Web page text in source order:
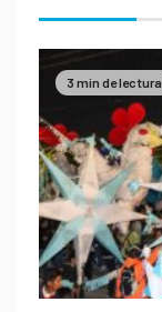
3 min de lectura